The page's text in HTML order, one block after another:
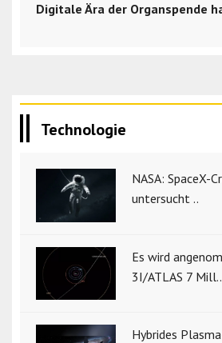
Digitale Ära der Organspende
Technologie
NASA: SpaceX-
untersucht ..
Es wird
3I/ATLAS 7 Mill..
Hybrides